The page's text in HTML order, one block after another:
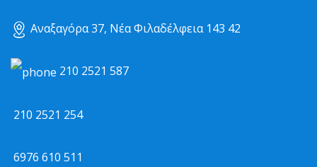
Αναξαγόρα 37, Νέα Φιλαδέλφεια 143 42
210 2521 587
210 2521 254
6976 610 511